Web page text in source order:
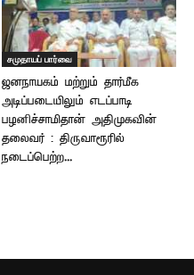
சமுதாயப் பார்வை
ஜனநாயகம் மற்றும் தார்மீக
அடிப்படையிலும் எடப்பாடி
பழனிச்சாமிதான் அதிமுகவின்
தலைவர் : திருவாரூரில்
நடைப்பெற்ற...